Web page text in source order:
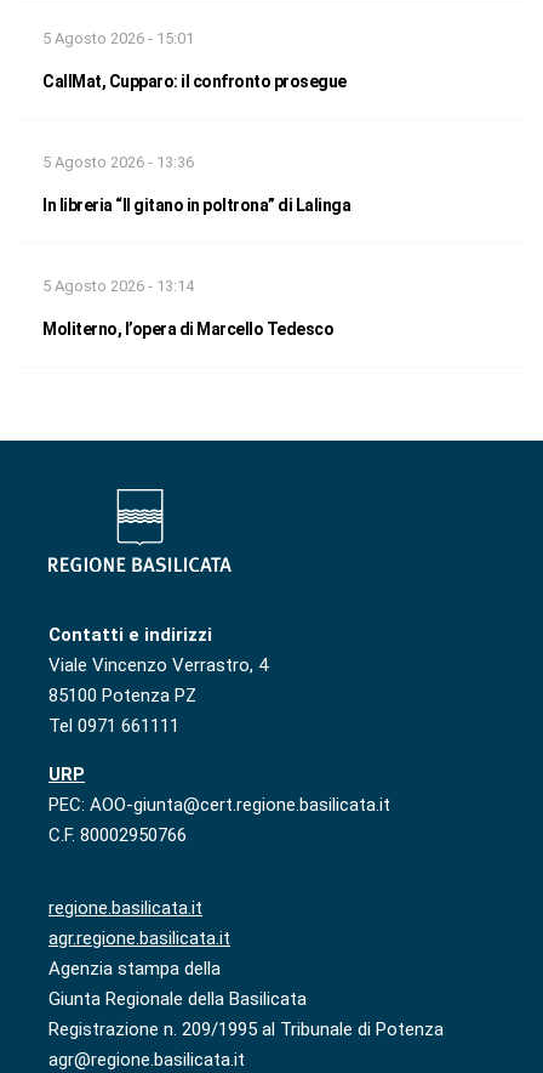
5 Agosto 2026 - 15:01
CallMat, Cupparo: il confronto prosegue
5 Agosto 2026 - 13:36
In libreria “Il gitano in poltrona” di Lalinga
5 Agosto 2026 - 13:14
Moliterno, l’opera di Marcello Tedesco
Contatti e indirizzi
Viale Vincenzo Verrastro, 4
85100 Potenza PZ
Tel 0971 661111
URP
PEC: AOO-giunta@cert.regione.basilicata.it
C.F. 80002950766
regione.basilicata.it
agr.regione.basilicata.it
Agenzia stampa della
Giunta Regionale della Basilicata
Registrazione n. 209/1995 al Tribunale di Potenza
agr@regione.basilicata.it